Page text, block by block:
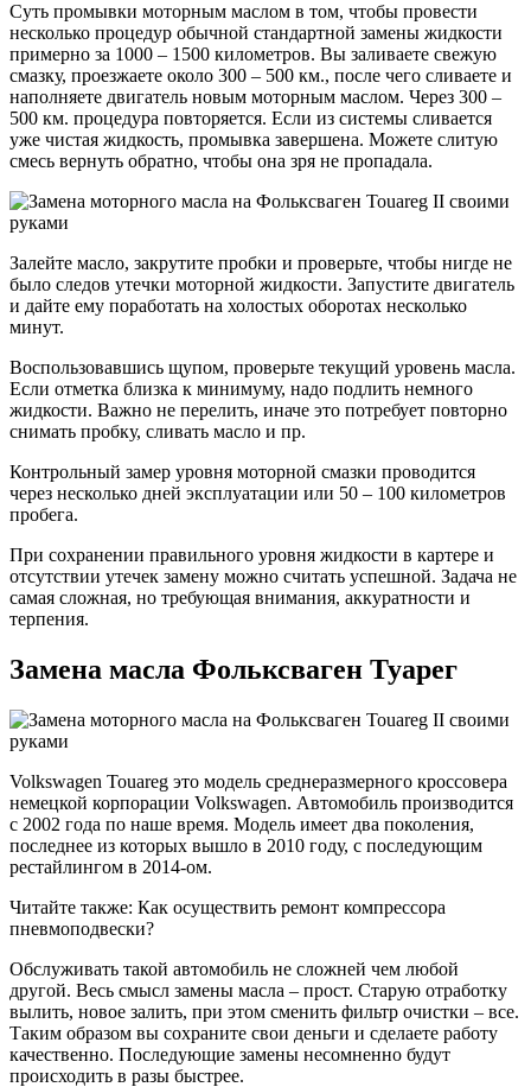
Суть промывки моторным маслом в том, чтобы провести
несколько процедур обычной стандартной замены жидкости
примерно за 1000 – 1500 километров. Вы заливаете свежую
смазку, проезжаете около 300 – 500 км., после чего сливаете и
наполняете двигатель новым моторным маслом. Через 300 –
500 км. процедура повторяется. Если из системы сливается
уже чистая жидкость, промывка завершена. Можете слитую
смесь вернуть обратно, чтобы она зря не пропадала.
Залейте масло, закрутите пробки и проверьте, чтобы нигде не
было следов утечки моторной жидкости. Запустите двигатель
и дайте ему поработать на холостых оборотах несколько
минут.
Воспользовавшись щупом, проверьте текущий уровень масла.
Если отметка близка к минимуму, надо подлить немного
жидкости. Важно не перелить, иначе это потребует повторно
снимать пробку, сливать масло и пр.
Контрольный замер уровня моторной смазки проводится
через несколько дней эксплуатации или 50 – 100 километров
пробега.
При сохранении правильного уровня жидкости в картере и
отсутствии утечек замену можно считать успешной. Задача не
самая сложная, но требующая внимания, аккуратности и
терпения.
Замена масла Фольксваген Туарег
Volkswagen Touareg это модель среднеразмерного кроссовера
немецкой корпорации Volkswagen. Автомобиль производится
с 2002 года по наше время. Модель имеет два поколения,
последнее из которых вышло в 2010 году, с последующим
рестайлингом в 2014-ом.
Читайте также: Как осуществить ремонт компрессора
пневмоподвески?
Обслуживать такой автомобиль не сложней чем любой
другой. Весь смысл замены масла – прост. Старую отработку
вылить, новое залить, при этом сменить фильтр очистки – все.
Таким образом вы сохраните свои деньги и сделаете работу
качественно. Последующие замены несомненно будут
происходить в разы быстрее.